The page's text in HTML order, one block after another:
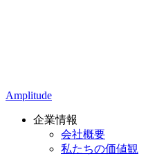
Amplitude
企業情報
会社概要
私たちの価値観